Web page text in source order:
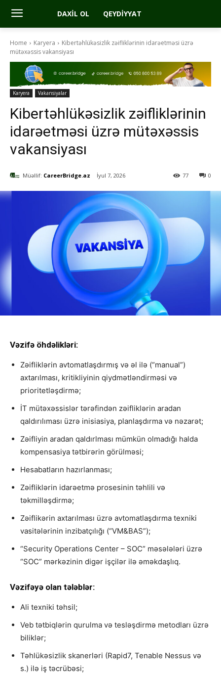
DAXIL OL QEYDIYYAT
Home Karyera
Kibertəhlükəsizlik zəifliklərinin idarəetməsi üzrə
mütəxəssis vakansiyası
Karyera Vakansiyalar
Kibertəhlükəsizlik zəifliklərinin
idarəetməsi üzrə mütəxəssis
vakansiyası
Müəllif: CareerBridge.az İyul 7, 2026 0
77
Vəzifə öhdəlikləri:
Zəifliklərin avtomatlaşdırmış və əl ilə (“manual”)
axtarılması, kritikliyinin qiydmətləndirməsi və
prioritetləşdirmə;
İT mütəxəssislər tərəfindən zəifliklərin aradan
qaldırılıması üzrə inisiasiya, planlaşdırma və nəzarət;
Zəifliyin aradan qaldırlması mümkün olmadığı halda
kompensasiya tətbirərin görülməsi;
Hesabatların hazırlanması;
Zəifliklərin idarəetmə prosesinin təhlili və
təkmilləşdirmə;
Zəiflikərin axtarılması üzrə avtomatlaşdırma texniki
vasitələrinin inzibatçılığı (“VM&BAS”);
“Security Operations Center – SOC” məsələləri üzrə
“SOC” mərkəzinin digər işçilər ilə əməkdaşlıq.
Vəzifəyə olan tələblər:
Ali texniki təhsil;
Veb tətbiqlərin qurulma və tesləşdirmə metodları üzrə
biliklər;
Təhlükəsizlik skanerləri (Rapid7, Tenable Nessus və
s.) ilə iş təcrübəsi;